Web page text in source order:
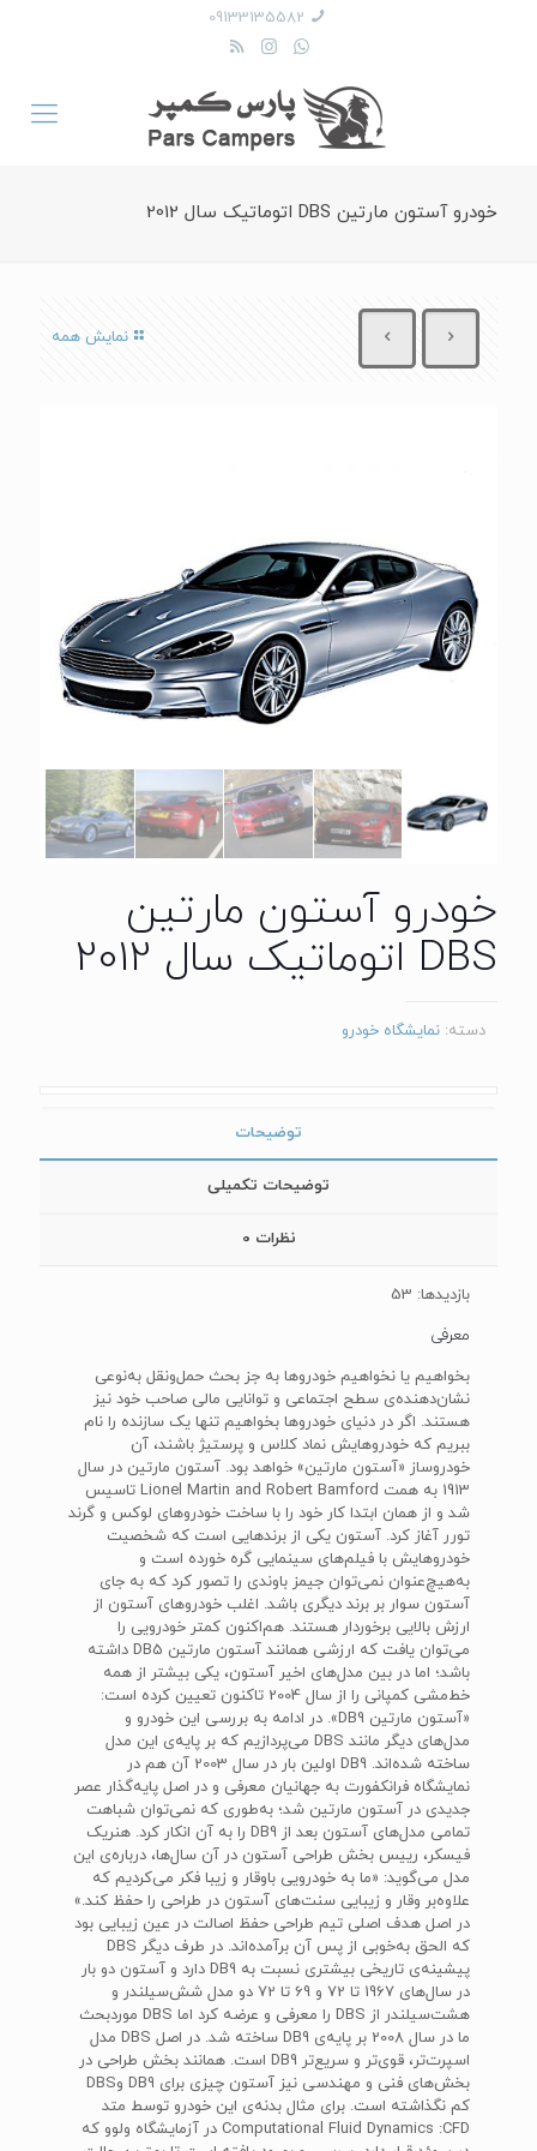
09133135582
خودرو آستون مارتین DBS اتوماتیک سال 2012
نمایش همه
خودرو آستون مارتین
DBS اتوماتیک سال 2012
دسته: نمایشگاه خودرو
توضیحات
توضیحات تکمیلی
نظرات 0
بازدیدها: 53
معرفی
بخواهیم یا نخواهیم خودروها به جز بحث حمل‌ونقل به‌نوعی
نشان‌دهنده‌ی سطح اجتماعی و توانایی مالی صاحب خود نیز
هستند. اگر در دنیای خودروها بخواهیم تنها یک سازنده را نام
ببریم که خودروهایش نماد کلاس و پرستیژ باشند، آن
خودروساز «آستون مارتین» خواهد بود. آستون مارتین در سال
1913 به همت Lionel Martin and Robert Bamford تاسیس
شد و از همان ابتدا کار خود را با ساخت خودروهای لوکس و گرند
تورر آغاز کرد. آستون یکی از برندهایی است که شخصیت
خودروهایش با فیلم‌های سینمایی گره خورده است و
به‌هیچ‌عنوان نمی‌توان جیمز باوندی را تصور کرد که به جای
آستون سوار بر برند دیگری باشد. اغلب خودروهای آستون از
ارزش بالایی برخوردار هستند. هم‌اکنون کمتر خودرویی را
می‌توان یافت که ارزشی همانند آستون مارتین DB5 داشته
باشد؛ اما در بین مدل‌های اخیر آستون، یکی بیشتر از همه
خط‌مشی کمپانی را از سال 2004 تاکنون تعیین کرده است:
«آستون مارتین DB9». در ادامه به بررسی این خودرو و
مدل‌های دیگر مانند DBS می‌پردازیم که بر پایه‌ی این مدل
ساخته شده‌اند. DB9 اولین بار در سال 2003 آن هم در
نمایشگاه فرانکفورت به جهانیان معرفی و در اصل پایه‌گذار عصر
جدیدی در آستون مارتین شد؛ به‌طوری که نمی‌توان شباهت
تمامی مدل‌های آستون بعد از DB9 را به آن انکار کرد. هنریک
فیسکر، رییس بخش طراحی آستون در آن سال‌ها، درباره‌ی این
مدل می‌گوید: «ما به خودرویی باوقار و زیبا فکر می‌کردیم که
علاوه‌بر وقار و زیبایی سنت‌های آستون در طراحی را حفظ کند.»
در اصل هدف اصلی تیم طراحی حفظ اصالت در عین زیبایی بود
که الحق به‌خوبی از پس آن برآمده‌اند. در طرف دیگر DBS
پیشینه‌ی تاریخی بیشتری نسبت به DB9 دارد و آستون دو بار
در سال‌های 1967 تا 72 و 69 تا 72 دو مدل شش‌سیلندر و
هشت‌سیلندر از DBS را معرفی و عرضه کرد اما DBS موردبحث
ما در سال 2008 بر پایه‌ی DB9 ساخته شد. در اصل DBS مدل
اسپرت‌تر، قوی‌تر و سریع‌تر DB9 است. همانند بخش طراحی در
بخش‌های فنی و مهندسی نیز آستون چیزی برای DB9 وDBS
کم نگذاشته است. برای مثال بدنه‌ی این خودرو توسط متد
Computational Fluid Dynamics :CFD در آزمایشگاه ولوو که